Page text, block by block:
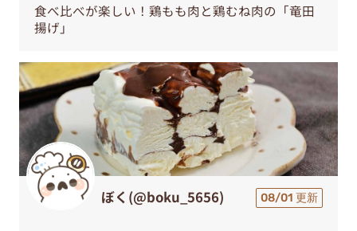
食べ比べが楽しい！鶏もも肉と鶏むね肉の「竜田
揚げ」
ぼく(@boku_5656) 08/01 更新